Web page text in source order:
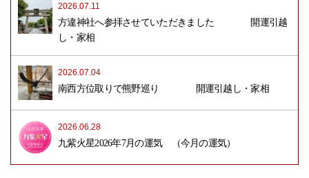
2026.07.11
方違神社へ参拝させていただきました 開運引越
し・家相
2026.07.04
南西方位取りで熊野巡り 開運引越し・家相
2026.06.28
九紫火星2026年7月の運気 （今月の運気）